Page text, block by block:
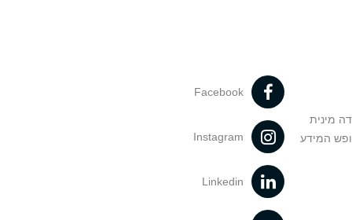
מינית
המידע
Facebook
Instagram
Linkedin